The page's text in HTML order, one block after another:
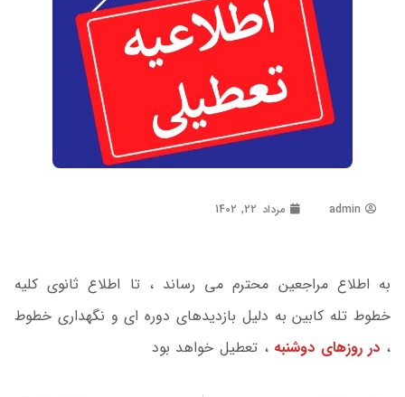
admin مرداد 22, 1402
به اطلاع مراجعین محترم می رساند ، تا اطلاع ثانوی کلیه
خطوط تله کابین به دلیل بازدیدهای دوره ای و نگهداری خطوط
، در روزهای دوشنبه ، تعطیل خواهد بود